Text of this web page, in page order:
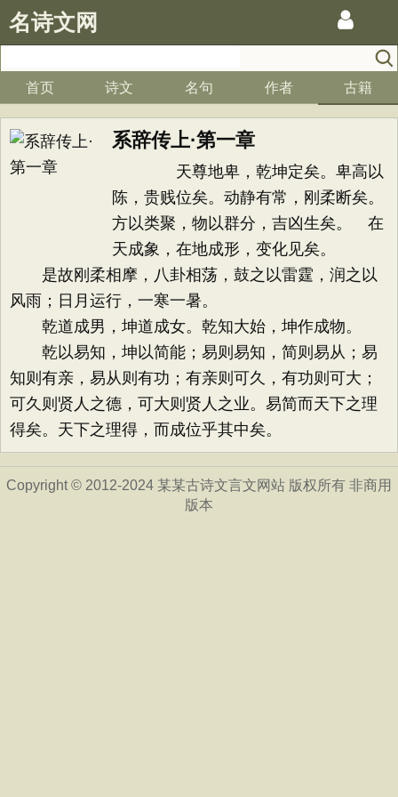
名诗文网
首页 诗文 名句 作者 古籍
系辞传上·第一章
天尊地卑，乾坤定矣。卑高以
陈，贵贱位矣。动静有常，刚柔断矣。
方以类聚，物以群分，吉凶生矣。 在
天成象，在地成形，变化见矣。
是故刚柔相摩，八卦相荡，鼓之以雷霆，润之以
风雨；日月运行，一寒一暑。
乾道成男，坤道成女。乾知大始，坤作成物。
乾以易知，坤以简能；易则易知，简则易从；易
知则有亲，易从则有功；有亲则可久，有功则可大；
可久则贤人之德，可大则贤人之业。易简而天下之理
得矣。天下之理得，而成位乎其中矣。
Copyright © 2012-2024 某某古诗文言文网站 版权所有 非商用
版本